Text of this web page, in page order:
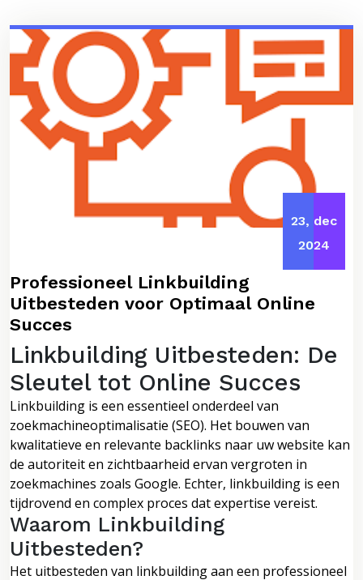
23, dec
2024
Professioneel Linkbuilding
Uitbesteden voor Optimaal Online
Succes
Linkbuilding Uitbesteden: De
Sleutel tot Online Succes
Linkbuilding is een essentieel onderdeel van
zoekmachineoptimalisatie (SEO). Het bouwen van
kwalitatieve en relevante backlinks naar uw website kan
de autoriteit en zichtbaarheid ervan vergroten in
zoekmachines zoals Google. Echter, linkbuilding is een
tijdrovend en complex proces dat expertise vereist.
Waarom Linkbuilding
Uitbesteden?
Het uitbesteden van linkbuilding aan een professioneel